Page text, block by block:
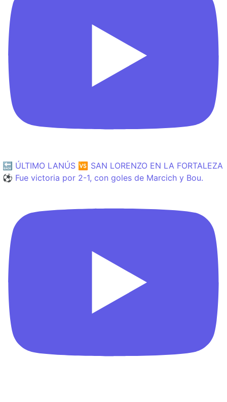
🔙 ÚLTIMO LANÚS 🆚 SAN LORENZO EN LA FORTALEZA
⚽️ Fue victoria por 2-1, con goles de Marcich y Bou.